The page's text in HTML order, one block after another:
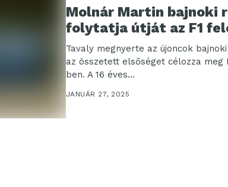
Molnár Martin bajnoki
folytatja útját az F1
Tavaly megnyerte az újoncok
az összetett elsőséget célozza
ben. A 16 éves...
JANUÁR 27, 2025